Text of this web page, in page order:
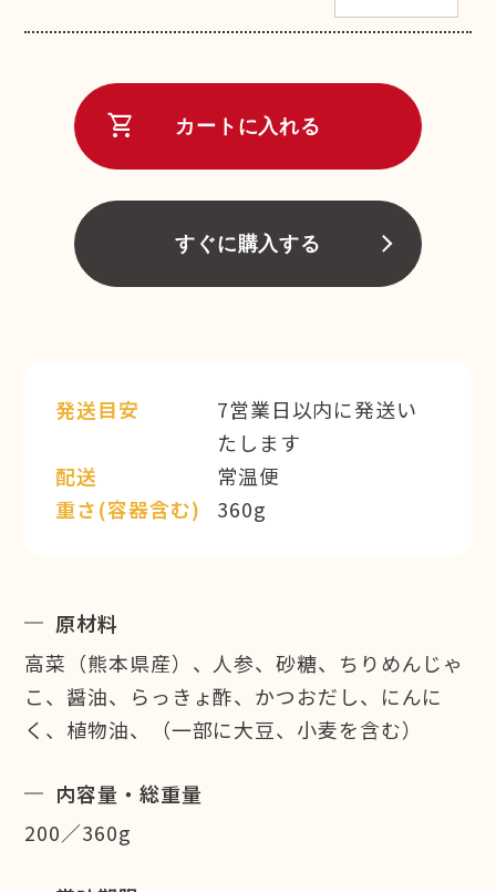
shopping_cart カートに入れる
すぐに購入する
発送目安
7営業日以内に発送い
たします
配送
常温便
重さ(容器含む)
360g
原材料
高菜（熊本県産）、人参、砂糖、ちりめんじゃ
こ、醤油、らっきょ酢、かつおだし、にんに
く、植物油、（一部に大豆、小麦を含む）
内容量・総重量
200／360g